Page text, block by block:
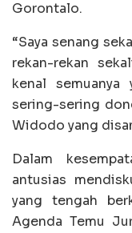
Gorontalo.
“Saya senang
rekan-rekan
kenal
sering-sering
Widodo yang
Dalam
antusias
yang tengah
Agenda Temu